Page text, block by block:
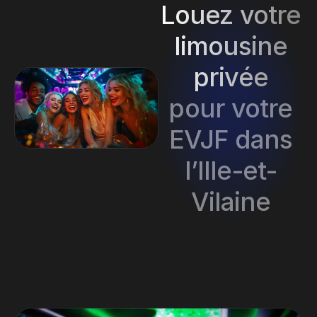
Louez votre
limousine
privée
pour votre
EVJF dans
l’Ille-et-
Vilaine